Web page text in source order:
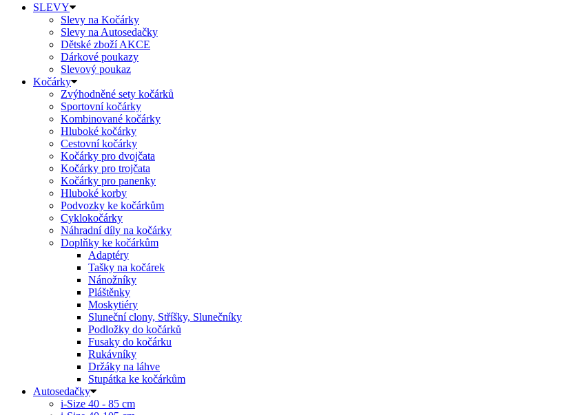
SLEVY
Slevy na Kočárky
Slevy na Autosedačky
Dětské zboží AKCE
Dárkové poukazy
Slevový poukaz
Kočárky
Zvýhodněné sety kočárků
Sportovní kočárky
Kombinované kočárky
Hluboké kočárky
Cestovní kočárky
Kočárky pro dvojčata
Kočárky pro trojčata
Kočárky pro panenky
Hluboké korby
Podvozky ke kočárkům
Cyklokočárky
Náhradní díly na kočárky
Doplňky ke kočárkům
Adaptéry
Tašky na kočárek
Nánožníky
Pláštěnky
Moskytiéry
Sluneční clony, Stříšky, Slunečníky
Podložky do kočárků
Fusaky do kočárku
Rukávníky
Držáky na láhve
Stupátka ke kočárkům
Autosedačky
i-Size 40 - 85 cm